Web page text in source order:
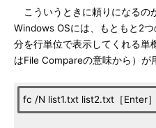
こういうときに頼りになるの
Windows OSには、もともと2
分を行単位で表示してくれる
はFile Compareの意味から）が
fc /N list1.txt list2.txt［Enter］